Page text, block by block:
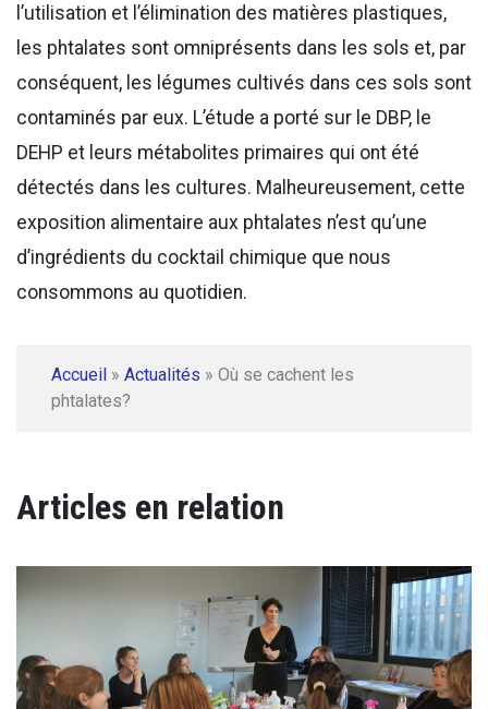
l’utilisation et l’élimination des matières plastiques,
les phtalates sont omniprésents dans les sols et, par
conséquent, les légumes cultivés dans ces sols sont
contaminés par eux. L’étude a porté sur le DBP, le
DEHP et leurs métabolites primaires qui ont été
détectés dans les cultures. Malheureusement, cette
exposition alimentaire aux phtalates n’est qu’une
d’ingrédients du cocktail chimique que nous
consommons au quotidien.
Accueil » Actualités » Où se cachent les
phtalates?
Articles en relation